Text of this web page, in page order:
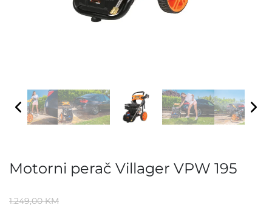
Motorni perač Villager VPW 195
1.249,00KM